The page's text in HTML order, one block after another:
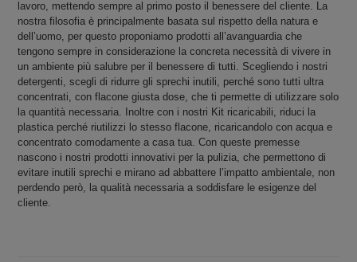
lavoro, mettendo sempre al primo posto il benessere del cliente. La
nostra filosofia è principalmente basata sul rispetto della natura e
dell’uomo, per questo proponiamo prodotti all’avanguardia che
tengono sempre in considerazione la concreta necessità di vivere in
un ambiente più salubre per il benessere di tutti. Scegliendo i nostri
detergenti, scegli di ridurre gli sprechi inutili, perché sono tutti ultra
concentrati, con flacone giusta dose, che ti permette di utilizzare solo
la quantità necessaria. Inoltre con i nostri Kit ricaricabili, riduci la
plastica perché riutilizzi lo stesso flacone, ricaricandolo con acqua e
concentrato comodamente a casa tua. Con queste premesse
nascono i nostri prodotti innovativi per la pulizia, che permettono di
evitare inutili sprechi e mirano ad abbattere l’impatto ambientale, non
perdendo però, la qualità necessaria a soddisfare le esigenze del
cliente.